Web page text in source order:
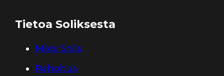
Tietoa Soliksesta
Miksi Solis
Rahoitus